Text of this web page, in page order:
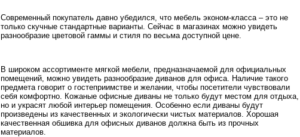
Современный покупатель давно убедился, что мебель эконом-класса – это не
только скучные стандартные варианты. Сейчас в магазинах можно увидеть
разнообразие цветовой гаммы и стиля по весьма доступной цене.
В широком ассортименте мягкой мебели, предназначаемой для официальных
помещений, можно увидеть разнообразие диванов для офиса. Наличие такого
предмета говорит о гостеприимстве и желании, чтобы посетители чувствовали
себя комфортно. Кожаные офисные диваны не только будут местом для отдыха,
но и украсят любой интерьер помещения. Особенно если диваны будут
произведены из качественных и экологически чистых материалов. Хорошая
качественная обшивка для офисных диванов должна быть из прочных
материалов.